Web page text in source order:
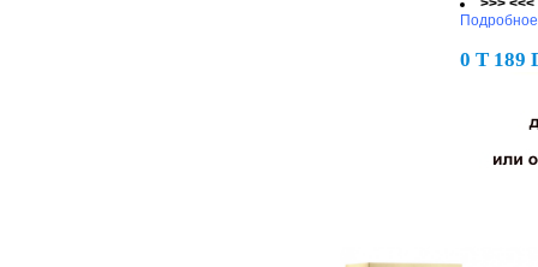
>>> <<<
0 Т 189